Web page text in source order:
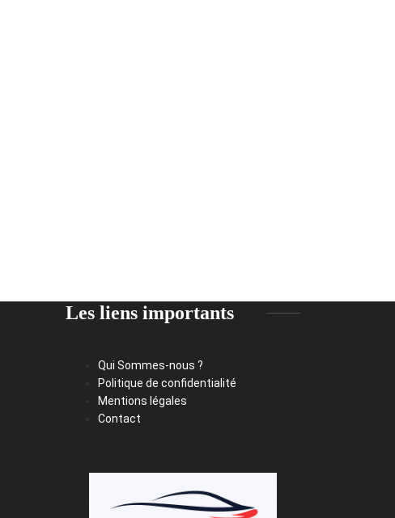
Les liens importants
Qui Sommes-nous ?
Politique de confidentialité
Mentions légales
Contact